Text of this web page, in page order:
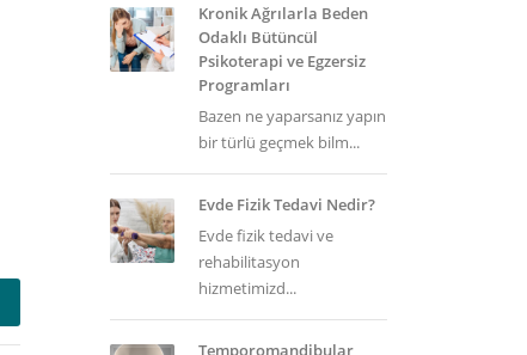
Kronik Ağrılarla Beden
Odaklı Bütüncül
Psikoterapi ve Egzersiz
Programları
Bazen ne yaparsanız yapın
bir türlü geçmek bilm...
Evde Fizik Tedavi Nedir?
Evde fizik tedavi ve
rehabilitasyon
hizmetimizd...
Temporomandibular